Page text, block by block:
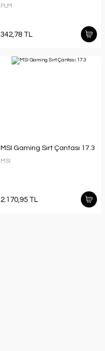
PLM
342,78 TL
MSI Gaming Sırt Çantası 17.3
MSI
2.170,95 TL